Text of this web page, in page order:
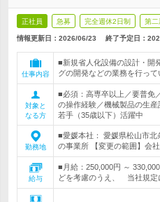
正社員 急募 完全週休2日制 第二
情報更新日：2026/06/23 終了予定日：
仕事内容
■新規省人化設備の設計・開
グの開発などの業務を行って
対象と
なる方
■必須：高専卒以上／要普免
の操作経験／機械製品の生
若手（35歳以下）活躍中
勤務地
■愛媛本社： 愛媛県松山市
の事業所 【変更の範囲】会
給与
■月給：250,000円 ～
どを考慮のうえ、 当社規定